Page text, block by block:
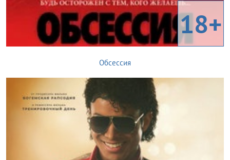
18+
Обсессия